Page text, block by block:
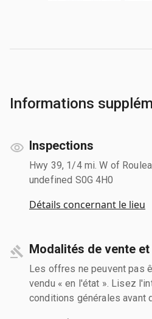
Informations
Inspections
Hwy 39, 1/4 mi. W of
undefined S0G 4H0
Détails concernant le lieu
Modalités de vente
Les offres ne peuvent pas
vendu « en l'état ». Lisez
conditions générales avant